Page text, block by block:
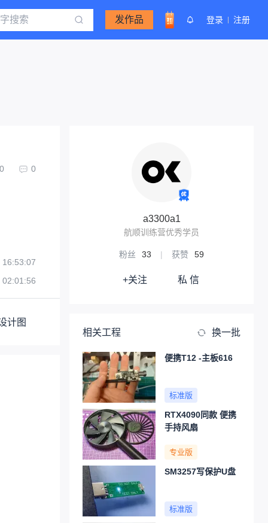
发作品 登录 注册
0 0
计图
a3300a1
航顺训练营优秀学员
粉丝 33 | 获赞 59
+关注 私 信
相关工程 换一批
便携T12 -主板616
标准版
RTX4090同款 便携
手持风扇
专业版
SM3257写保护U盘
标准版